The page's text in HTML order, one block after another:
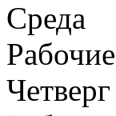
Среда
Четверг